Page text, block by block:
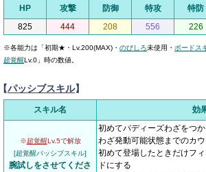
HP 攻撃 防御 特攻 特防
825
444 208 556 226
※各能力は「初期★・Lv.200(MAX)・ のびしろ未使用・ ボードス
超覚醒Lv.0」時の数値。
パッシブスキル】
スキル名 効
※超覚醒Lv.5で解放
[超覚醒パッシブスキル]
腕試しをさせてくださ
初めてバディーズわざをつ
わざ発動可能状態までのカ
初めて登場したときだけフ
ドにする